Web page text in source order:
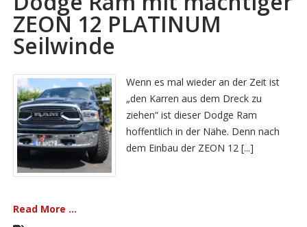
ZEON 12 PLATINUM
Seilwinde
Wenn es mal wieder an der Zeit ist
„den Karren aus dem Dreck zu
ziehen“ ist dieser Dodge Ram
hoffentlich in der Nähe. Denn nach
dem Einbau der ZEON 12 [...]
Read More ...